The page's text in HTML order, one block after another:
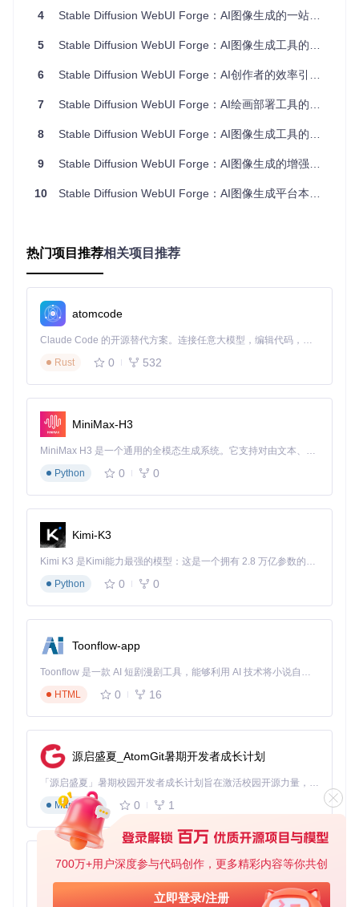
700万+用户深度参与代码创作，更多精彩内容等你共创
立即登录/注册
支持的模型生态：从基础到前沿
Forge支持多种主流扩散模型引擎，满足不同场景的需求：
SD系列：包括SD1.5、SD2.0和SD3.5，对应实现路径为ba
py
backend/diffusion_engine/sdxl.py
Flux：最新的高效扩散模型，实现路径为 backend/diffus
Chroma：专注于色彩优化的模型，实现路径为backend/d
Forge提供多种安装方式，满足不同用户的需求：
一键安装包（推荐）
A和PyTorch版本组合。下载后解压，通过
ows）或
n.sh启动应用。
高级安装（Git用户）
git clone
cd
配置文件可根据需要修改，如Windows系统的
境和需求。
🚀 场景应用：Forge的实际应用案例
方法
数字艺术创作：从概念到成品的全流程
Forge为数字艺术家提供了强大的创作工具。以角色设计为
例，艺术家可以：
使用基础模型生成角色草图
通过LoRA（低秩适配技术）调整角色风格
应用FreeU V2优化细节和色彩
这种工作流大大提高了创作效率，使艺术家能够快速将创意转
化为成品。
游戏开发：资产生成与场景设计
在游戏开发中，Forge可用于生成各种游戏资产：
4 Stable Diffusion WebUI Forge：AI图像生成的一站式开发与应用平台
5 Stable Diffusion WebUI Forge：AI图像生成工具的高效部署与应用指南
6 Stable Diffusion WebUI Forge：AI创作者的效率引擎与创意工具箱
7 Stable Diffusion WebUI Forge：AI绘画部署工具的高效实践指南
8 Stable Diffusion WebUI Forge：AI图像生成工具的增强框架详解
9 Stable Diffusion WebUI Forge：AI图像生成的增强框架使用指南
10 Stable Diffusion WebUI Forge：AI图像生成平台本地部署与性能优化指南
热门项目推荐相关项目推荐
atomcode
Claude Code 的开源替代方案。连接任意大模型，编辑代码，运行命令，自动验证 — 全自动执行。用 Rust 构建，极致性能。 ｜ An open-source alternative to Claude Code. Connect any LLM, edit code, run commands, and verify changes — autonomously. Built in Rust for speed. Get Started
Rust
0 532
MiniMax-H3
MiniMax H3 是一个通用的全模态生成系统。它支持对由文本、图像、视频和音频组成的多模态上下文进行统一理解，并能生成分辨率高达 2K、时长可达 15 秒的带原生立体声音频的视频。得益于面向任务泛化的系统设计，H3 在预训练阶段就已具备广泛的多模态上下文理解与生成能力，能够出色地执行复杂的多模态指令。
Python
0 0
Kimi-K3
Kimi K3 是Kimi能力最强的模型：这是一个拥有 2.8 万亿参数的混合专家（MoE）模型，具备原生视觉理解能力，并支持 100 万 token 的上下文窗口。
Python
0 0
Toonflow-app
Toonflow 是一款 AI 短剧漫剧工具，能够利用 AI 技术将小说自动转化为剧本，并结合 AI 生成的图片和视频，实现高效的短剧创作。借助 Toonflow，可以轻松完成从文字到影像的全流程，让短剧制作变得更加智能与便捷。
HTML
0 16
源启盛夏_AtomGit暑期开发者成长计划
「源启盛夏」暑期校园开发者成长计划旨在激活校园开源力量，通过积分激励、认证扶持、资源倾斜等形式，引导高校组织和开发者完成「入驻 — 建项目 — 做贡献 — 获认证 — 得资源」的完整闭环。无论你是想带领社团入驻平台的组织者，还是希望用代码贡献证明自己的开发者，都能在这里找到属于你的成长路径。
Markdown
0 1
AionUi
免费、本地、开源的 24/7 全天候 Cowork 应用，以及适用于 Gemini CLI、Claude Code、Codex、OpenCode、Qwen Code、Goose CLI、Auggie 等的 OpenClaw | 🌟 喜欢就点star吧